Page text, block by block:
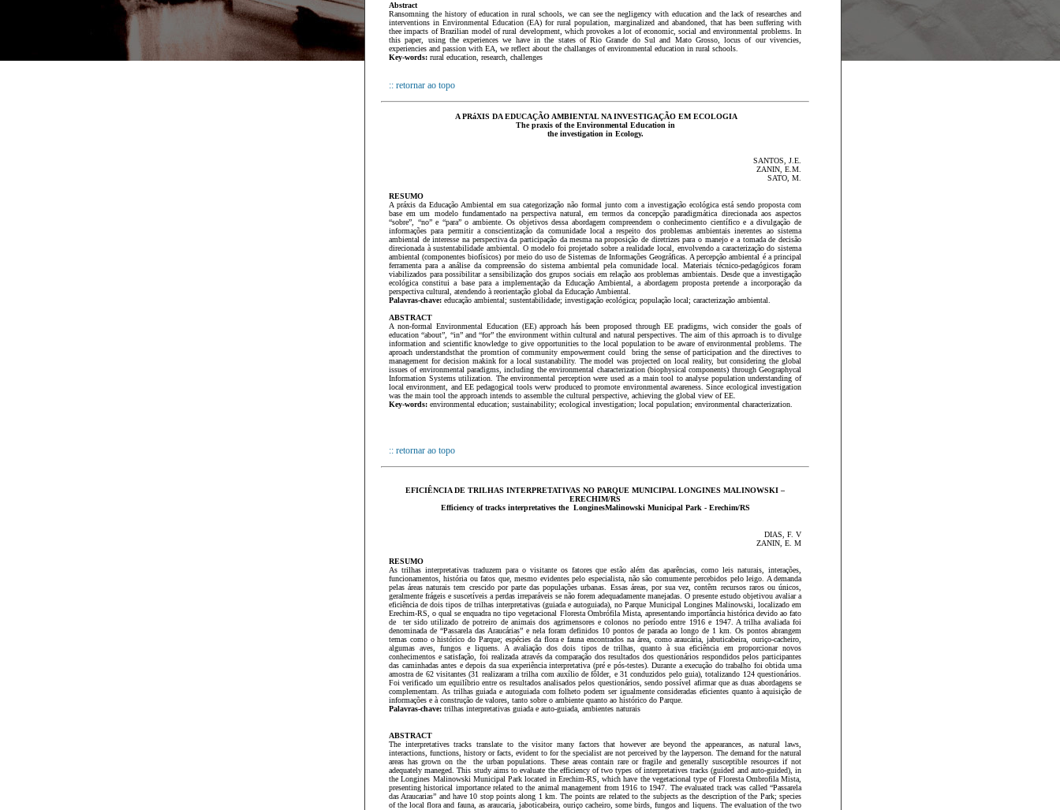
Abstract
Ransomning the history of education in rural schools, we can see the negligency with education and the lack of researches and
interventions in Environmental Education (EA) for rural population, marginalized and abandoned, that has been suffering with
thee impacts of Brazilian model of rural development, which provokes a lot of economic, social and environmental problems. In
this paper, using the experiences we have in the states of Rio Grande do Sul and Mato Grosso, locus of our vivencies,
experiencies and passion with EA, we reflect about the challanges of environmental education in rural schools.
Key-words: rural education, research, challenges
:: retornar ao topo
A PRáXIS DA EDUCAÇÃO AMBIENTAL NA INVESTIGAÇÃO EM ECOLOGIA
The praxis of the Environmental Education in
the investigation in Ecology.
SANTOS, J.E.
ZANIN, E.M.
SATO, M.
RESUMO
A práxis da Educação Ambiental em sua categorização não formal junto com a investigação ecológica está sendo proposta com
base em um modelo fundamentado na perspectiva natural, em termos da concepção paradigmática direcionada aos aspectos
“sobre”, “no” e “para” o ambiente. Os objetivos dessa abordagem compreendem o conhecimento científico e a divulgação de
informações para permitir a conscientização da comunidade local a respeito dos problemas ambientais inerentes ao sistema
ambiental de interesse na perspectiva da participação da mesma na proposição de diretrizes para o manejo e a tomada de decisão
direcionada à sustentabilidade ambiental. O modelo foi projetado sobre a realidade local, envolvendo a caracterização do sistema
ambiental (componentes biofísicos) por meio do uso de Sistemas de Informações Geográficas. A percepção ambiental é a principal
ferramenta para a análise da compreensão do sistema ambiental pela comunidade local. Materiais técnico-pedagógicos foram
viabilizados para possibilitar a sensibilização dos grupos sociais em relação aos problemas ambientais. Desde que a investigação
ecológica constitui a base para a implementação da Educação Ambiental, a abordagem proposta pretende a incorporação da
perspectiva cultural, atendendo à reorientação global da Educação Ambiental.
Palavras-chave: educação ambiental; sustentabilidade; investigação ecológica; população local; caracterização ambiental.
ABSTRACT
A non-formal Environmental Education (EE) approach hás been proposed through EE pradigms, wich consider the goals of
education “about”, “in” and “for” the environment within cultural and natural perspectives. The aim of this aprroach is to divulge
information and scientific knowledge to give opportunities to the local population to be aware of environmental problems. The
aproach understandsthat the promtion of community empowerment could bring the sense of participation and the directives to
management for decision makink for a local sustanability. The model was projected on local reality, but considering the global
issues of environmental paradigms, including the environmental characterization (biophysical components) through Geographycal
Information Systems utilization. The environmental perception were used as a main tool to analyse population understanding of
local environment, and EE pedagogical tools werw produced to promote environmental awareness. Since ecological investigation
was the main tool the approach intends to assemble the cultural perspective, achieving the global view of EE.
Key-words: environmental education; sustainability; ecological investigation; local population; environmental characterization.
:: retornar ao topo
EFICIÊNCIA DE TRILHAS INTERPRETATIVAS NO PARQUE MUNICIPAL LONGINES MALINOWSKI –
ERECHIM/RS
Efficiency of tracks interpretatives the LonginesMalinowski Municipal Park - Erechim/RS
DIAS, F. V
ZANIN, E. M
RESUMO
As trilhas interpretativas traduzem para o visitante os fatores que estão além das aparências, como leis naturais, interações,
funcionamentos, história ou fatos que, mesmo evidentes pelo especialista, não são comumente percebidos pelo leigo. A demanda
pelas áreas naturais tem crescido por parte das populações urbanas. Essas áreas, por sua vez, contêm recursos raros ou únicos,
geralmente frágeis e suscetíveis a perdas irreparáveis se não forem adequadamente manejadas. O presente estudo objetivou avaliar a
eficiência de dois tipos de trilhas interpretativas (guiada e autoguiada), no Parque Municipal Longines Malinowski, localizado em
Erechim-RS, o qual se enquadra no tipo vegetacional Floresta Ombrófila Mista, apresentando importância histórica devido ao fato
de ter sido utilizado de potreiro de animais dos agrimensores e colonos no período entre 1916 e 1947. A trilha avaliada foi
denominada de “Passarela das Araucárias” e nela foram definidos 10 pontos de parada ao longo de 1 km. Os pontos abrangem
temas como o histórico do Parque; espécies da flora e fauna encontrados na área, como araucária, jabuticabeira, ouriço-cacheiro,
algumas aves, fungos e liquens. A avaliação dos dois tipos de trilhas, quanto à sua eficiência em proporcionar novos
conhecimentos e satisfação, foi realizada através da comparação dos resultados dos questionários respondidos pelos participantes
das caminhadas antes e depois da sua experiência interpretativa (pré e pós-testes). Durante a execução do trabalho foi obtida uma
amostra de 62 visitantes (31 realizaram a trilha com auxílio de fôlder, e 31 conduzidos pelo guia), totalizando 124 questionários.
Foi verificado um equilíbrio entre os resultados analisados pelos questionários, sendo possível afirmar que as duas abordagens se
complementam. As trilhas guiada e autoguiada com folheto podem ser igualmente consideradas eficientes ­quanto à aquisição de
informações e à construção de valores, tanto sobre o ambiente quanto ao histórico do Parque.
Palavras-chave: trilhas interpretativas guiada e auto-guiada, ambientes naturais
ABSTRACT
The interpretatives tracks translate to the visitor many factors that however are beyond the appearances, as natural laws,
interactions, functions, history or facts, evident to for the specialist are not perceived by the layperson. The demand for the natural
areas has grown on the the urban populations. These areas contain rare or fragile and generally susceptible resources if not
adequately maneged. This study aims to evaluate the efficiency of two types of interpretatives tracks (guided and auto-guided), in
the Longines Malinowski Municipal Park located in Erechim-RS, which have the vegetacional type of Floresta Ombrofila Mista,
presenting historical importance related to the animal management from 1916 to 1947. The evaluated track was called “Passarela
das Araucarias” and have 10 stop points along 1 km. The points are related to the subjects as the description of the Park; species
of the local flora and fauna, as araucaria, jaboticabeira, ouriço cacheiro, some birds, fungos and liquens. The evaluation of the two